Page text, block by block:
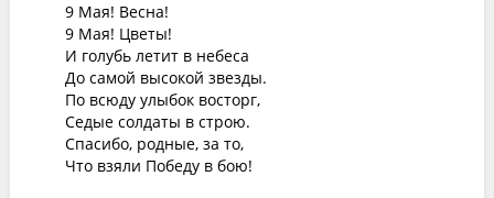
9 Мая! Весна!
9 Мая! Цветы!
И голубь летит в небеса
До самой высокой звезды.
По всюду улыбок восторг,
Седые солдаты в строю.
Спасибо, родные, за то,
Что взяли Победу в бою!